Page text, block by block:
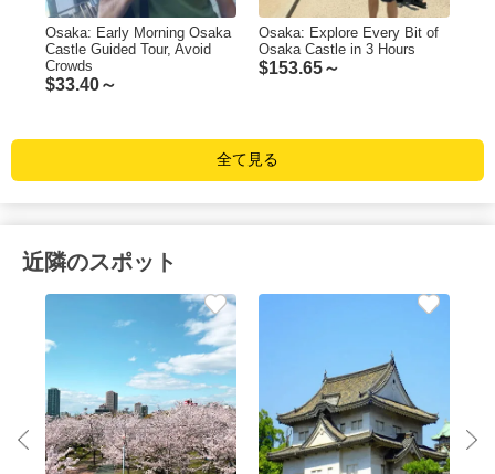
Osaka: Early Morning Osaka
Castle Guided Tour, Avoid
Crowds
$33.40～
Osaka: Explore Every Bit of
Osaka Castle in 3 Hours
$153.65～
全て見る
近隣のスポット